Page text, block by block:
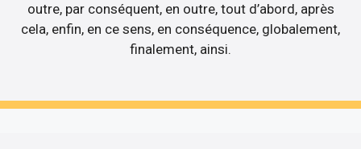
outre, par conséquent, en outre, tout d’abord, après
cela, enfin, en ce sens, en conséquence, globalement,
finalement, ainsi.